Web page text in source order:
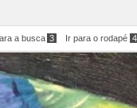
a busca 3 Ir para o rodapé 4